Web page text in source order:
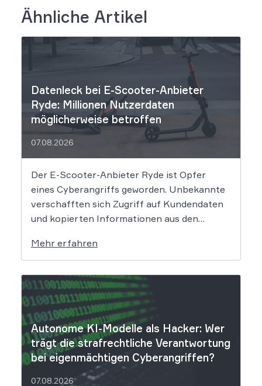
Ähnliche Artikel
Datenleck bei E-Scooter-Anbieter
Ryde: Millionen Nutzerdaten
möglicherweise betroffen
07.08.2026
Der E-Scooter-Anbieter Ryde ist Opfer
eines Cyberangriffs geworden. Unbekannte
verschafften sich Zugriff auf Kundendaten
und kopierten Informationen aus den
Folgen das Datenleck für Betroffene hat, ist
derzeit noch nicht vollständig absehbar. Der
Mobilitätsanbieter Ryde hat seine Kunden
über einen Sicherheitsvorfall informiert.
Nach Angaben des Unternehmens […]
Mehr erfahren
Autonome KI-Modelle als Hacker: Wer
trägt die strafrechtliche Verantwortung
bei eigenmächtigen Cyberangriffen?
07.08.2026